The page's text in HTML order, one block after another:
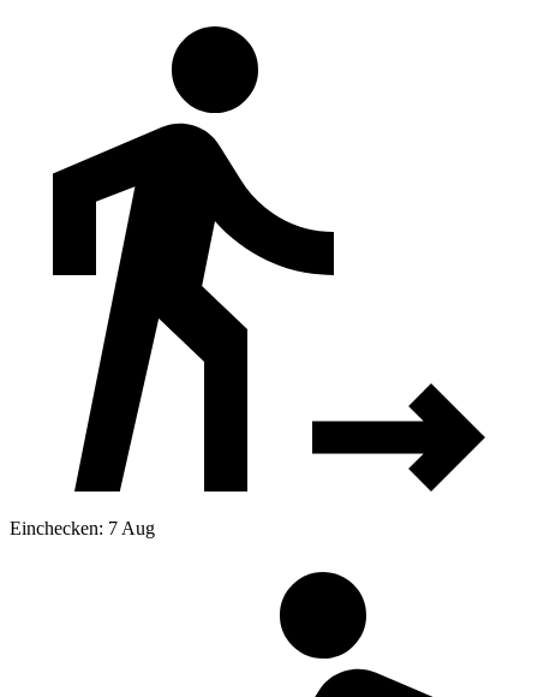
Einchecken: 7 Aug